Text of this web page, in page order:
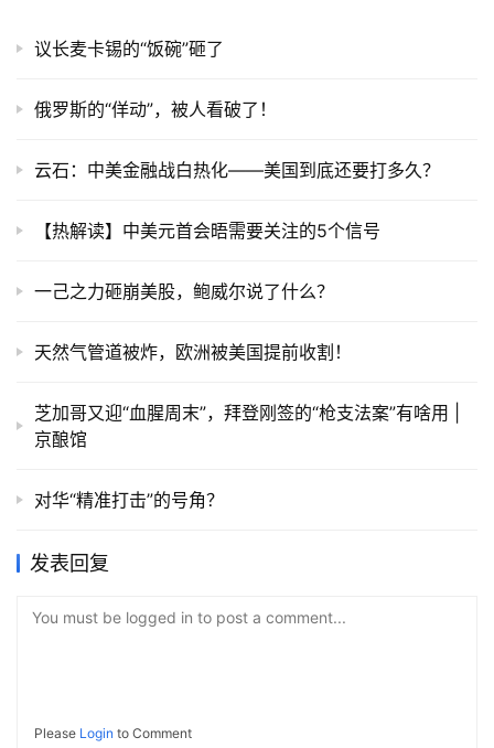
议长麦卡锡的“饭碗”砸了
俄罗斯的“佯动”，被人看破了！
云石：中美金融战白热化——美国到底还要打多久？
【热解读】中美元首会晤需要关注的5个信号
一己之力砸崩美股，鲍威尔说了什么？
天然气管道被炸，欧洲被美国提前收割！
芝加哥又迎“血腥周末”，拜登刚签的“枪支法案”有啥用 |
京酿馆
对华“精准打击”的号角？
发表回复
You must be logged in to post a comment...
Please Login to Comment